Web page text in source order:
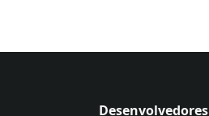
Desenvolvedores